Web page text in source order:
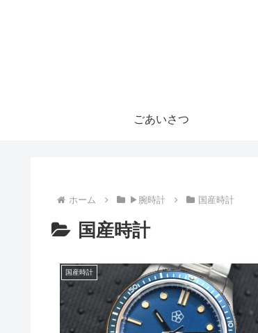
ごあいさつ
ホーム ▶腕時計 国産時計
国産時計
国産時計